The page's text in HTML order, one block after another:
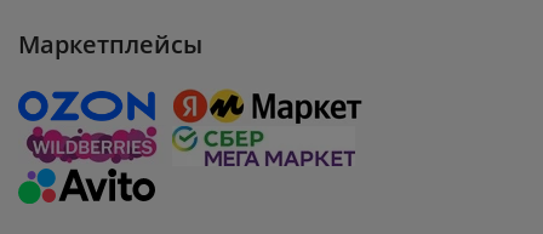
Маркетплейсы